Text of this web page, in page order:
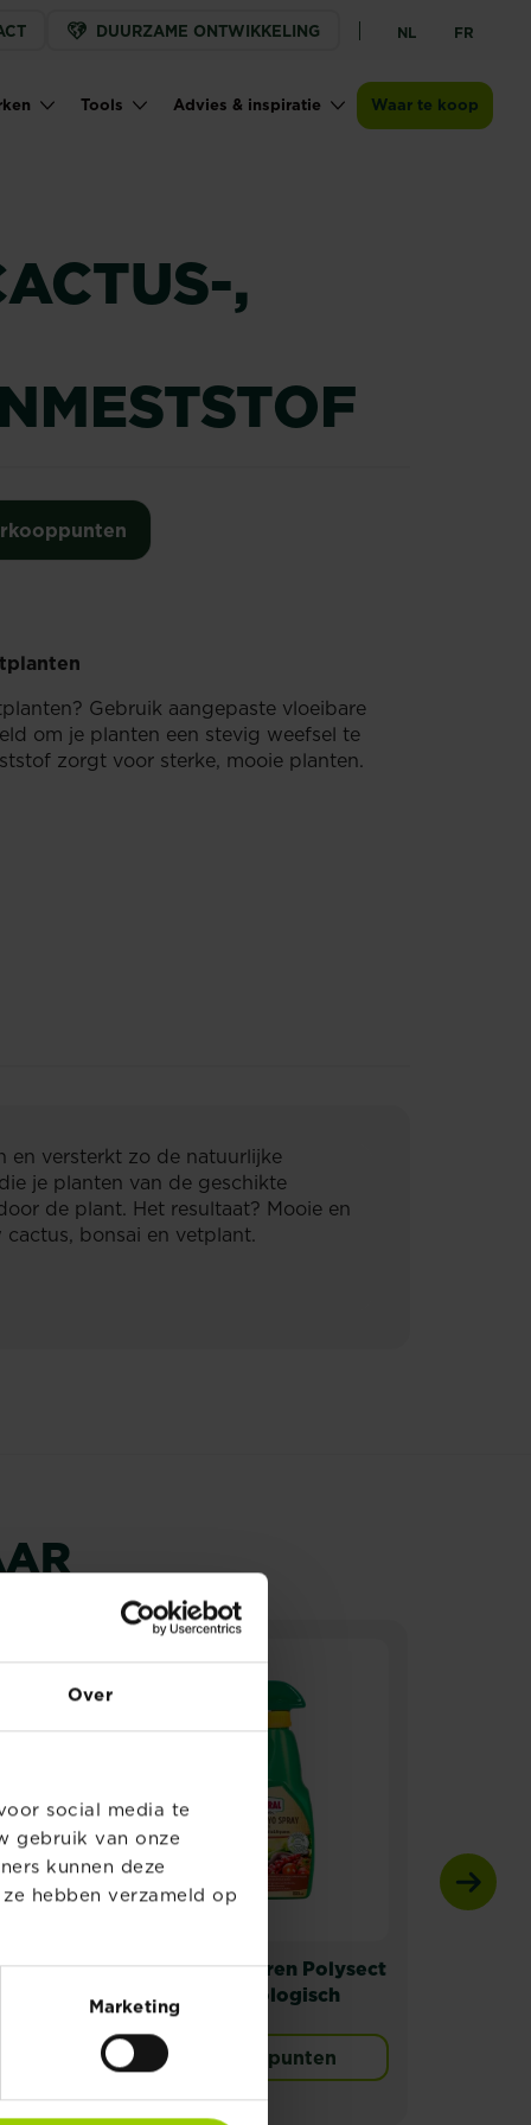
Over
social media te
gebruik van onze
kunnen deze
hebben verzameld op
Marketing
DUURZAME ONTWIKKELING NL FR
Tools Advies & inspiratie Waar te koop
,
Gebruik aangepaste vloeibare
om je planten een stevig weefsel te
zorgt voor sterke, mooie planten.
en versterkt zo de natuurlijke
je planten van de geschikte
de plant. Het resultaat? Mooie en
bonsai en vetplant.
Verkooppunten
Substral Naturen Polysect
Gyo Spray biologisch
insecticide
Verkooppunten